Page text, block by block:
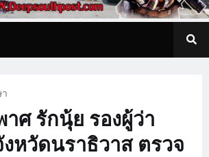
ศ รักนุ้ย รองผู้ว่า
หวัดนราธิวาส ตรวจ